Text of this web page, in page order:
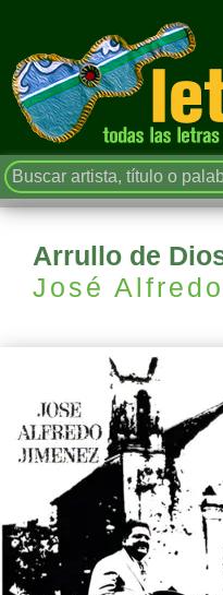
Arrullo de
José